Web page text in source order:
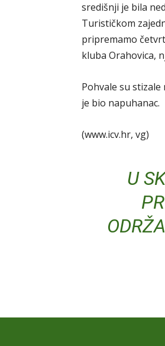
središnji je bila
Turističkom
pripremamo
kluba Orahovica,
Pohvale su
je bio napuhanac.
(www.icv.hr, vg)
U